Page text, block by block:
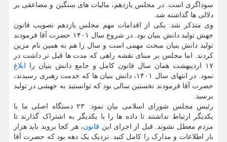
سوداگری است. در مجلس یازدهم، مالیات های سنگین و مضاعفی بر
دلالی ها گذاشته شد.
وی متذکر شد: یکی از اقدامات مهم مجلس یازدهم تصویب قانون
جهش تولید دانش بنیان بود. در شروع سال ۱۴۰۱ حضرت آقا فرمودند
تولید دانش بنیان مبحث مهمی است و سال را هم به همین نام مزین
کردند. اما مجلس بر مبنای نقشه راهی که مدت ها قبل تر داشت در
۱۷ اردیبهشت همان سال قانون کامل و جامع دانش بنیان را
ابلاغ
نمود. در انتهای سال ۱۴۰۱، دانش بنیان ها که خدمت رهبری رسیدند،
حضرت آقا فرمودند نخستین سالی بود که توانستید به جهشی در تولید
برسید.
رئیس مجلس شورای اسلامی بیان نمود: ۲۳ دستگاه اصلی ما با
یکدیگر ارتباط نداشتند تا داده ها را با یکدیگر به اشتراک گذارند تا
مردم معطل نشوند. قبل از اجرای این قانون، هر کجا بروید باید هزار
بار اطلاعات و مدارک را کامل کنید. نزدیک یک دهه بود که حضرت آقا